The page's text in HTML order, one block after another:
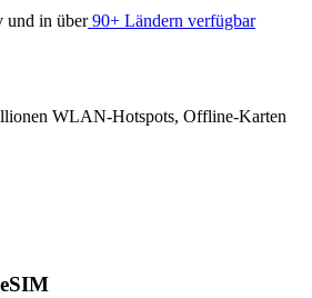
und in über 90+ Ländern verfügbar
WLAN-Hotspots, Offline-Karten